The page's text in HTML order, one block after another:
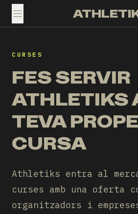
TOGGLE MENU
CURSES
FES SERVIR
ATHLETIKS
TEVA
CURSA
Athletiks entra al
curses amb una oferta
organitzadors i